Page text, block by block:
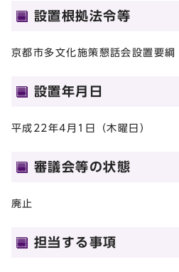
設置根拠法令等
京都市多文化施策懇話会設置要綱
設置年月日
平成22年4月1日（木曜日）
審議会等の状態
廃止
担当する事項